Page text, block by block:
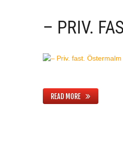
– PRIV.
READ MORE